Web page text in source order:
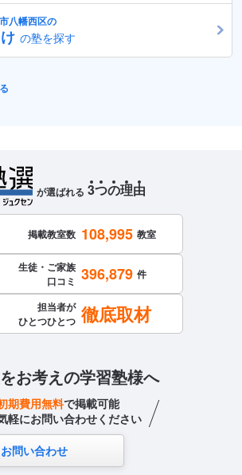
八幡西区の
けの塾を探す
が選ばれる 3つの理由
掲載教室数 108,995 教室
生徒・ご家族
口コミ 396,879 件
担当者が
ひとつひとつ 徹底取材
お考えの学習塾様へ
期費用無料で掲載可能
軽にお問い合わせください
問い合わせ